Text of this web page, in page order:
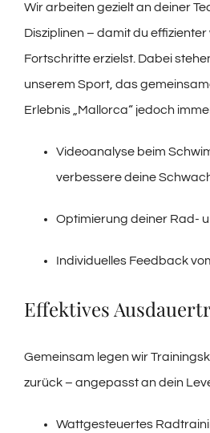
Wir arbeiten gezielt an deiner
Disziplinen – damit du
Fortschritte erzielst. Dabei
unserem Sport, das
Erlebnis „Mallorca“ jedoch
Videoanalyse beim
verbessere deine
Optimierung deiner Rad-
Individuelles Feedback
Effektives
Gemeinsam legen wir
zurück – angepasst an dein
Wattgesteuertes